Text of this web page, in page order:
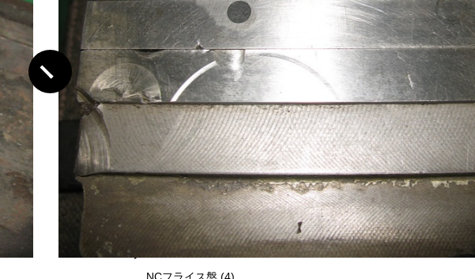
0569-21-7375
平日9:00~17:00
キーワード検索
カテゴリー一覧
マシニング (8)